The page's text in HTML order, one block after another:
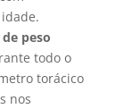
peso
todo o
torácico
nos